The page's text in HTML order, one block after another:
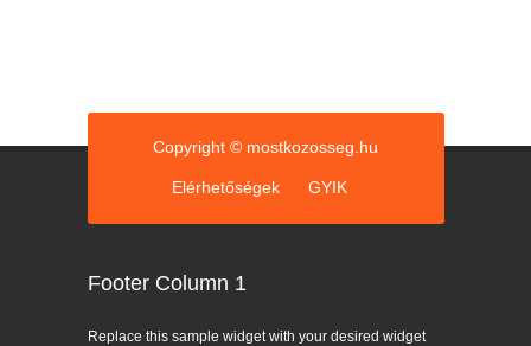
Copyright © mostkozosseg.hu
Elérhetőségek GYIK
Footer Column 1
Replace this sample widget with your desired widget